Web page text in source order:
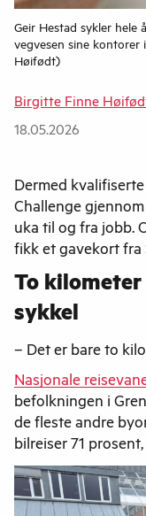
Geir Hestad sykler hele
vegvesen sine kontorer
Høifødt)
Birgitte Finne
18.05.2026
Dermed
Challenge
uka til og fra jobb.
fikk et gavekort fra
To
sykkel
– Det er bare to
Nasjonale
befolkningen i
de fleste andre
bilreiser 71